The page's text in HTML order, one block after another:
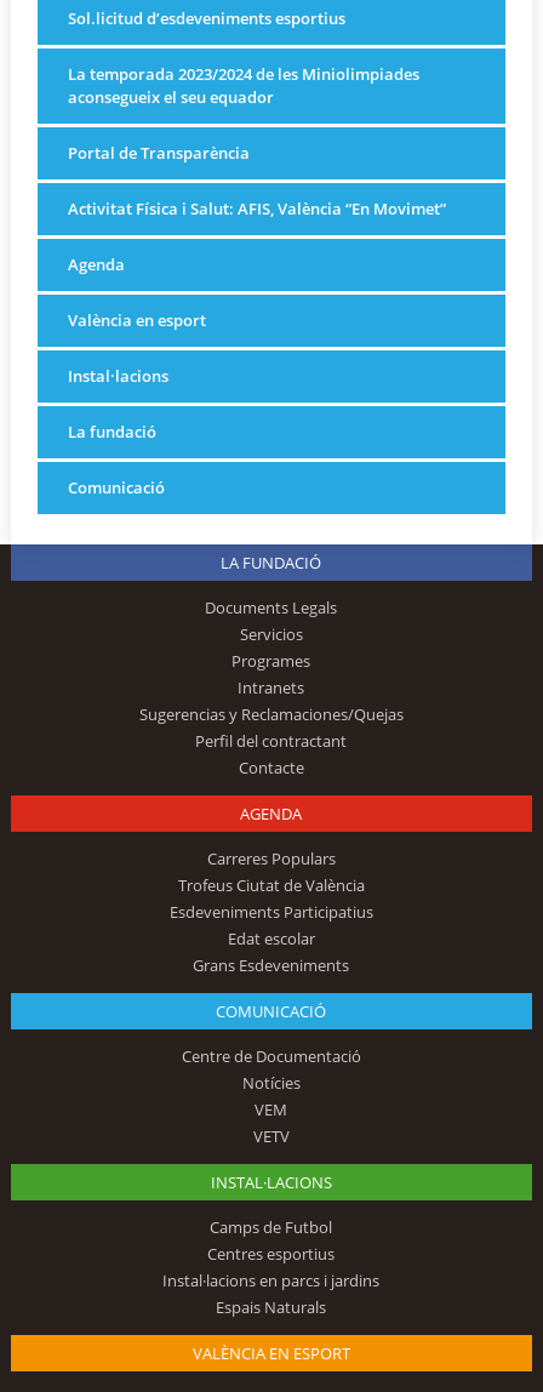
Sol.licitud d’esdeveniments esportius
La temporada 2023/2024 de les Miniolimpiades
aconsegueix el seu equador
Portal de Transparència
Activitat Física i Salut: AFIS, València “En Movimet”
Agenda
València en esport
Instal·lacions
La fundació
Comunicació
LA FUNDACIÓ
Documents Legals
Servicios
Programes
Intranets
Sugerencias y Reclamaciones/Quejas
Perfil del contractant
Contacte
AGENDA
Carreres Populars
Trofeus Ciutat de València
Esdeveniments Participatius
Edat escolar
Grans Esdeveniments
COMUNICACIÓ
Centre de Documentació
Notícies
VEM
VETV
INSTAL·LACIONS
Camps de Futbol
Centres esportius
Instal·lacions en parcs i jardins
Espais Naturals
VALÈNCIA EN ESPORT